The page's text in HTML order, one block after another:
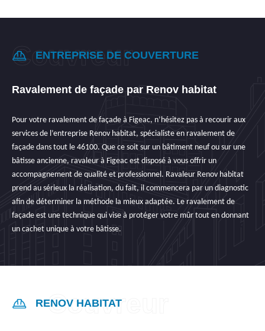
ENTREPRISE DE COUVERTURE
Ravalement de façade par Renov habitat
Pour votre ravalement de façade à Figeac, n’hésitez pas à recourir aux
services de l’entreprise Renov habitat, spécialiste en ravalement de
façade dans tout le 46100. Que ce soit sur un bâtiment neuf ou sur une
bâtisse ancienne, ravaleur à Figeac est disposé à vous offrir un
accompagnement de qualité et professionnel. Ravaleur Renov habitat
prend au sérieux la réalisation, du fait, il commencera par un diagnostic
afin de déterminer la méthode la mieux adaptée. Le ravalement de
façade est une technique qui vise à protéger votre mûr tout en donnant
un cachet unique à votre bâtisse.
RENOV HABITAT